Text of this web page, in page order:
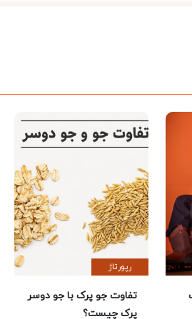
رپورتاژ
تفاوت جو پرک با جو دوسر
پرک چیست؟